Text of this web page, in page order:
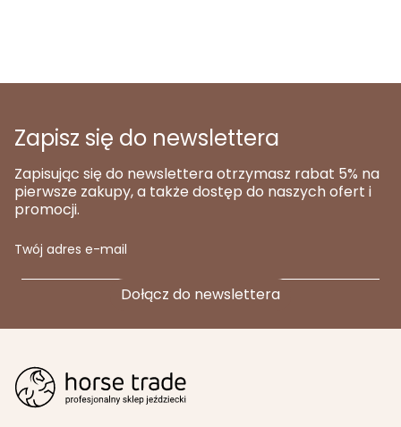
Zapisz się do newslettera
Zapisując się do newslettera otrzymasz rabat 5% na
pierwsze zakupy, a także dostęp do naszych ofert i
promocji.
Twój adres e-mail